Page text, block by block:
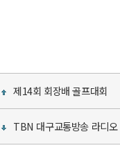
제14회 회장배 골프대회
TBN 대구교통방송 라디오